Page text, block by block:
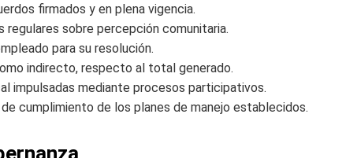
firmados y en plena vigencia.
sobre percepción comunitaria.
para su resolución.
indirecto, respecto al total generado.
impulsadas mediante procesos participativos.
cumplimiento de los planes de manejo establecidos.